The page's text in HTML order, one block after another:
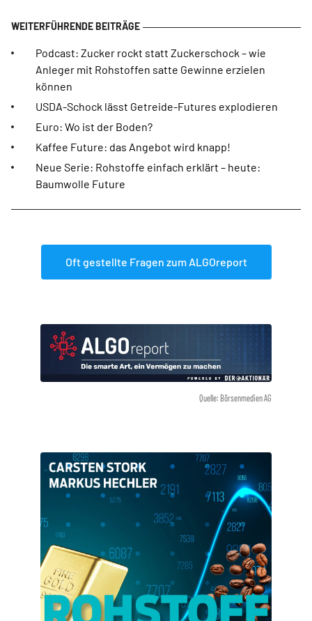
Podcast: Zucker rockt statt Zuckerschock – wie
Anleger mit Rohstoffen satte Gewinne erzielen
können
USDA-Schock lässt Getreide-Futures explodieren
Euro: Wo ist der Boden?
Kaffee Future: das Angebot wird knapp!
Neue Serie: Rohstoffe einfach erklärt – heute:
Baumwolle Future
Oft gestellte Fragen zum ALGOreport
Quelle: Börsenmedien AG